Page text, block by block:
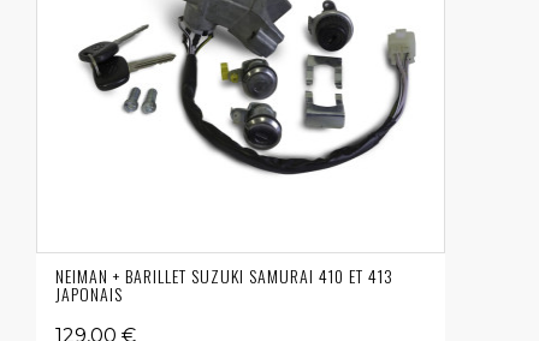
NEIMAN + BARILLET SUZUKI SAMURAI 410 ET 413
JAPONAIS
129,00 €